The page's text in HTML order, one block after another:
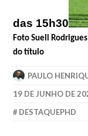
das 15h30
Foto Sueli
do título
PAULO
19 DE JUNHO DE
DESTAQUEPHD